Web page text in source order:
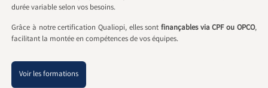
durée variable selon vos besoins.
Grâce à notre certification Qualiopi, elles sontfinançables via CPF ou OPCO,
facilitant la montée en compétences de vos équipes.
Voir les formations